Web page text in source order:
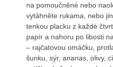
na pomoučněné nebo
vytáhněte rukama, nebo
tenkou placku z každé
papír a nahoru po libosti
– rajčatovou omáčku,
šunku, sýr, ananas, olivy,